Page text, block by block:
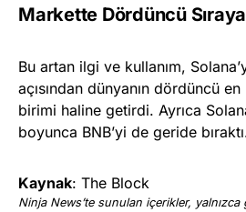
Markette Dördüncü
Bu artan ilgi ve kullanım,
açısından dünyanın dördüncü
birimi haline getirdi. Ayrıca
boyunca BNB’yi de geride
Kaynak: The Block
Ninja News’te sunulan içerikler,